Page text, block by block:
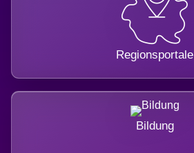
Regionsportale
Bildung